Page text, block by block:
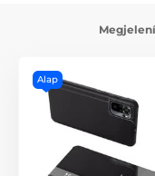
Alap